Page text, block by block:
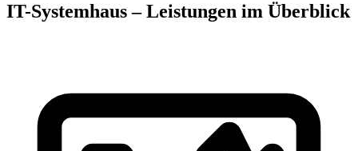
IT-Systemhaus – Leistungen im Überblick